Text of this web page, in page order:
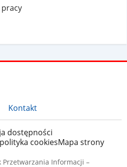
Kontakt
dostępności
cookiesMapa strony
Informacji –